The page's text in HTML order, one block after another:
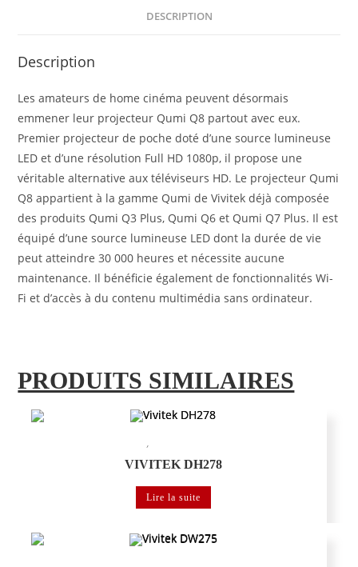
DESCRIPTION
Description
Les amateurs de home cinéma peuvent désormais
emmener leur projecteur Qumi Q8 partout avec eux.
Premier projecteur de poche doté d’une source lumineuse
LED et d’une résolution Full HD 1080p, il propose une
véritable alternative aux téléviseurs HD. Le projecteur Qumi
Q8 appartient à la gamme Qumi de Vivitek déjà composée
des produits Qumi Q3 Plus, Qumi Q6 et Qumi Q7 Plus. Il est
équipé d’une source lumineuse LED dont la durée de vie
peut atteindre 30 000 heures et nécessite aucune
maintenance. Il bénéficie également de fonctionnalités Wi-
Fi et d’accès à du contenu multimédia sans ordinateur.
PRODUITS SIMILAIRES
,
VIVITEK DH278
Lire la suite